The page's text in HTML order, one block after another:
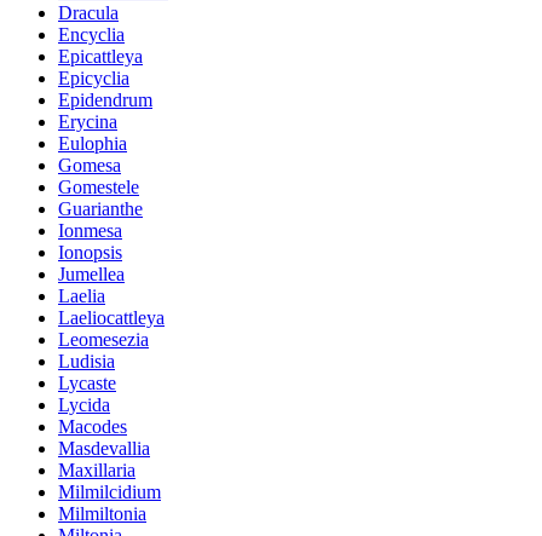
Dracula
Encyclia
Epicattleya
Epicyclia
Epidendrum
Erycina
Eulophia
Gomesa
Gomestele
Guarianthe
Ionmesa
Ionopsis
Jumellea
Laelia
Laeliocattleya
Leomesezia
Ludisia
Lycaste
Lycida
Macodes
Masdevallia
Maxillaria
Milmilcidium
Milmiltonia